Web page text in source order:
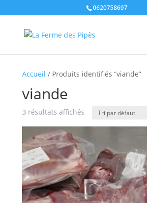
0620758697
Accueil / Produits identifiés “viande”
viande
3 résultats affichés